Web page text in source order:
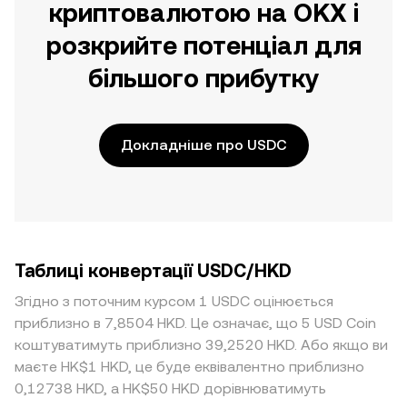
криптовалютою на OKX і
розкрийте потенціал для
більшого прибутку
Докладніше про USDC
Таблиці конвертації USDC/HKD
Згідно з поточним курсом 1 USDC оцінюється
приблизно в 7,8504 HKD. Це означає, що 5 USD Coin
коштуватимуть приблизно 39,2520 HKD. Або якщо ви
маєте HK$1 HKD, це буде еквівалентно приблизно
0,12738 HKD, а HK$50 HKD дорівнюватимуть